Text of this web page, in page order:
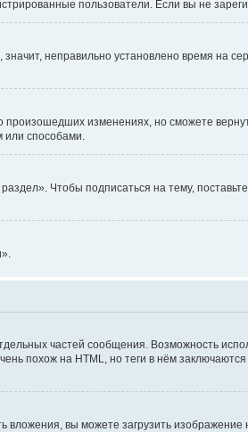
пользователи. Если вы не
неправильно установлено время на
изменениях, но сможете
или способами.
Чтобы подписаться на тему,
частей сообщения. Возможность
похож на HTML, но теги в нём заключаются
вы можете загрузить изображение